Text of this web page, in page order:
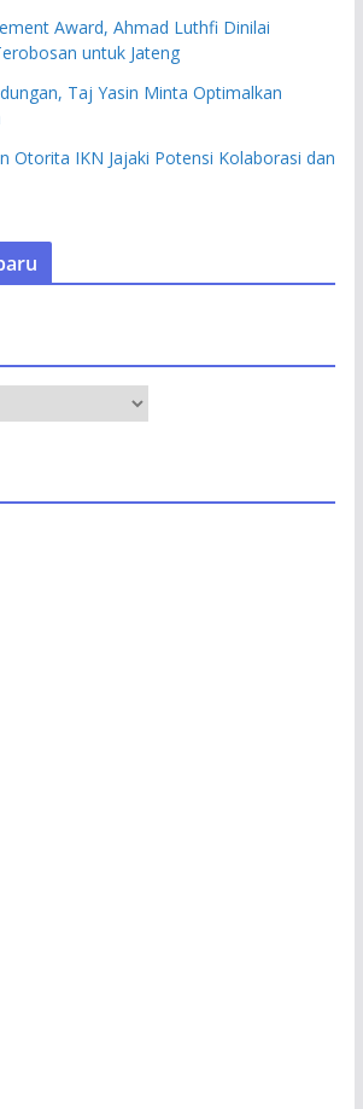
Award, Ahmad Luthfi Dinilai
untuk Jateng
Taj Yasin Minta Optimalkan
Otorita IKN Jajaki Potensi Kolaborasi dan